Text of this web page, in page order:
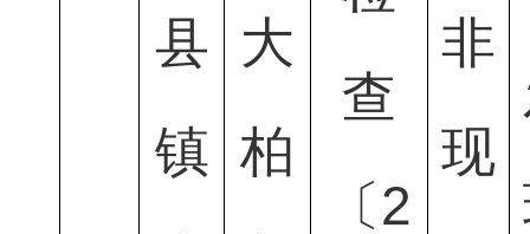
县
镇
大
柏
查
〔2
非
现